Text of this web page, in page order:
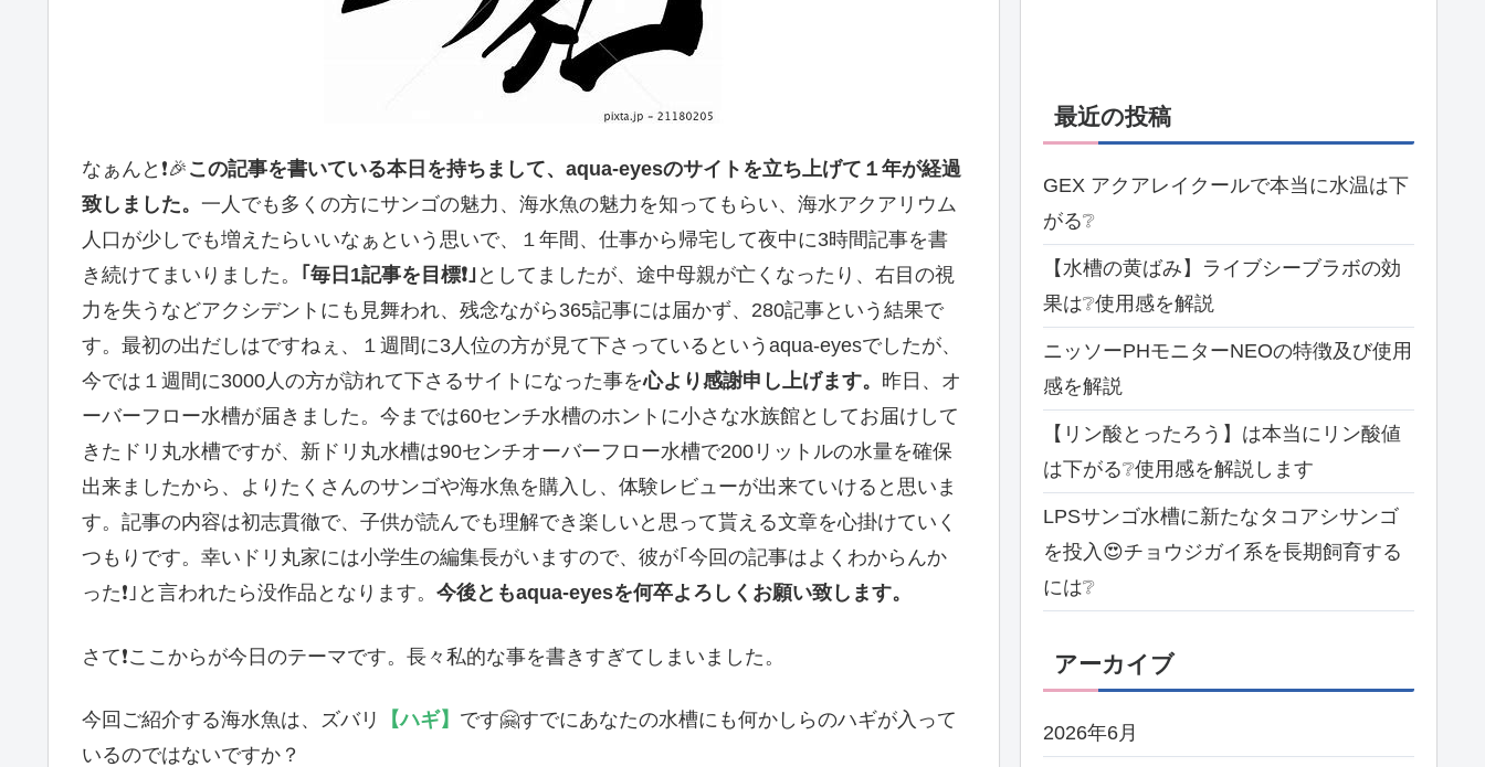
なぁんと❗🎉 この記事を書いている本日を持ちまして、aqua-eyesのサイトを立ち上げて１年が経過
致しました。 一人でも多くの方にサンゴの魅力、海水魚の魅力を知ってもらい、海水アクアリウム
人口が少しでも増えたらいいなぁという思いで、１年間、仕事から帰宅して夜中に3時間記事を書
き続けてまいりました。 ｢毎日1記事を目標❗｣ としてましたが、途中母親が亡くなったり、右目の視
力を失うなどアクシデントにも見舞われ、残念ながら365記事には届かず、280記事という結果で
す。最初の出だしはですねぇ、１週間に3人位の方が見て下さっているというaqua-eyesでしたが、
今では１週間に3000人の方が訪れて下さるサイトになった事を心より感謝申し上げます。 昨日、オ
ーバーフロー水槽が届きました。今までは60センチ水槽のホントに小さな水族館としてお届けして
きたドリ丸水槽ですが、新ドリ丸水槽は90センチオーバーフロー水槽で200リットルの水量を確保
出来ましたから、よりたくさんのサンゴや海水魚を購入し、体験レビューが出来ていけると思いま
す。記事の内容は初志貫徹で、子供が読んでも理解でき楽しいと思って貰える文章を心掛けていく
つもりです。幸いドリ丸家には小学生の編集長がいますので、彼が｢今回の記事はよくわからんか
った❗｣と言われたら没作品となります。 今後ともaqua-eyesを何卒よろしくお願い致します。
さて❗ここからが今日のテーマです。長々私的な事を書きすぎてしまいました。
今回ご紹介する海水魚は、ズバリ 【ハギ】 です🤗すでにあなたの水槽にも何かしらのハギが入って
いるのではないですか？
最近の投稿
GEX アクアレイクールで本当に水温は下
がる❔
【水槽の黄ばみ】ライブシーブラボの効
果は❔使用感を解説
ニッソーPHモニターNEOの特徴及び使用
感を解説
【リン酸とったろう】は本当にリン酸値
は下がる❔使用感を解説します
LPSサンゴ水槽に新たなタコアシサンゴ
を投入😍チョウジガイ系を長期飼育する
には❔
アーカイブ
2026年6月